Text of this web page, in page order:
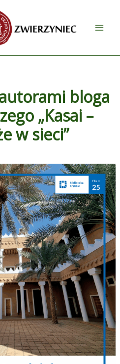
bloga
„Kasai –
w sieci”